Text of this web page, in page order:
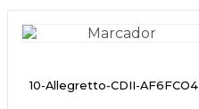
10-Allegretto-CDII-AF6FCO4